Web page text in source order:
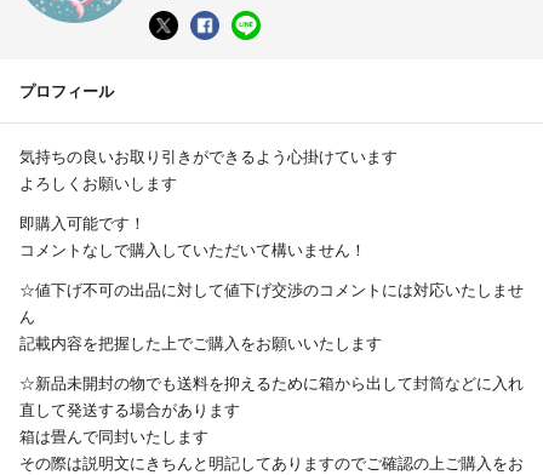
プロフィール
気持ちの良いお取り引きができるよう心掛けています
よろしくお願いします
即購入可能です！
コメントなしで購入していただいて構いません！
☆値下げ不可の出品に対して値下げ交渉のコメントには対応いたしませ
ん
記載内容を把握した上でご購入をお願いいたします
☆新品未開封の物でも送料を抑えるために箱から出して封筒などに入れ
直して発送する場合があります
箱は畳んで同封いたします
その際は説明文にきちんと明記してありますのでご確認の上ご購入をお